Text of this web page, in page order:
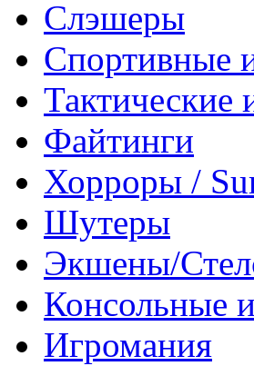
Слэшеры
Спортивные
Тактические
Файтинги
Хорроры /
Шутеры
Экшены/
Консольные
Игромания